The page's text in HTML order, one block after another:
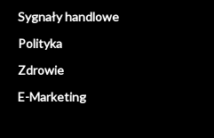
Sygnały handlowe
Polityka
Zdrowie
E-Marketing